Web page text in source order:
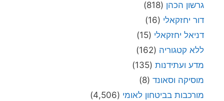
גרשון הכהן (818)
דור יחזקאלי (16)
דניאל יחזקאלי (15)
ללא קטגוריה (162)
מדע ועתידנות (135)
מוסיקה וסאונד (8)
מורכבות בביטחון לאומי (4,506)